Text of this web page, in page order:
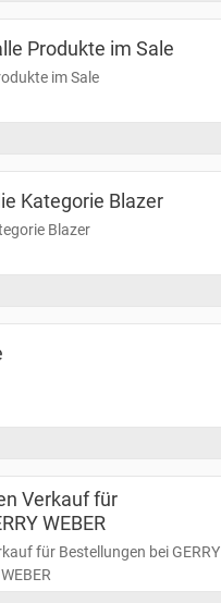
Produkte im Sale
im Sale
Kategorie Blazer
Blazer
Verkauf für
WEBER
für Bestellungen bei GERRY
WEBER